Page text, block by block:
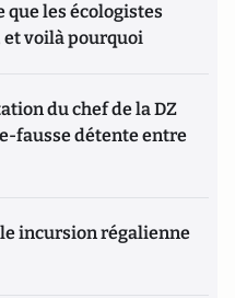
que les écologistes
et voilà pourquoi
du chef de la DZ
fausse détente entre
incursion régalienne